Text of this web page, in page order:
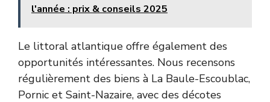
l'année : prix & conseils 2025
Le littoral atlantique offre également des
opportunités intéressantes. Nous recensons
régulièrement des biens à La Baule-Escoublac,
Pornic et Saint-Nazaire, avec des décotes